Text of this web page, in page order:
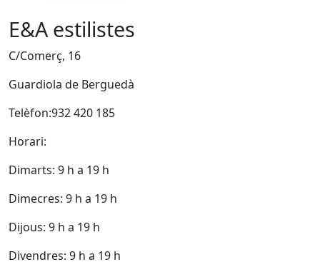
E&A estilistes
C/Comerç, 16
Guardiola de Berguedà
Telèfon:932 420 185
Horari:
Dimarts: 9 h a 19 h
Dimecres: 9 h a 19 h
Dijous: 9 h a 19 h
Divendres: 9 h a 19 h